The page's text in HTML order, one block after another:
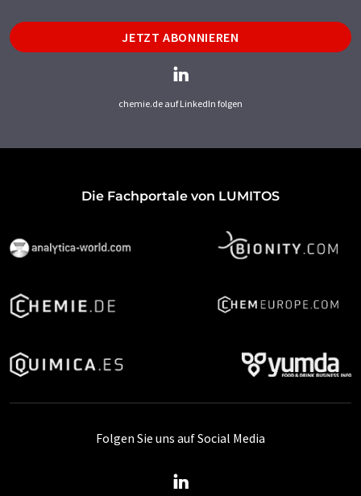
JETZT ABONNIEREN
chemie.de auf LinkedIn folgen
Die Fachportale von LUMITOS
Folgen Sie uns auf Social Media